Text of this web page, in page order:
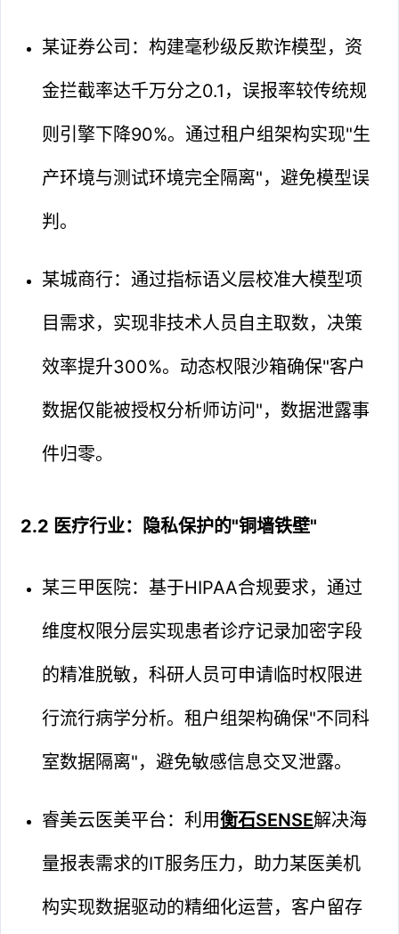
某证券公司：构建毫秒级反欺诈模型，资
金拦截率达千万分之0.1，误报率较传统规
则引擎下降90%。通过租户组架构实现"生
产环境与测试环境完全隔离"，避免模型误
判。
某城商行：通过指标语义层校准大模型项
目需求，实现非技术人员自主取数，决策
效率提升300%。动态权限沙箱确保"客户
数据仅能被授权分析师访问"，数据泄露事
件归零。
2.2 医疗行业：隐私保护的"铜墙铁壁"
某三甲医院：基于HIPAA合规要求，通过
维度权限分层实现患者诊疗记录加密字段
的精准脱敏，科研人员可申请临时权限进
行流行病学分析。租户组架构确保"不同科
室数据隔离"，避免敏感信息交叉泄露。
睿美云医美平台：利用衡石SENSE解决海
量报表需求的IT服务压力，助力某医美机
构实现数据驱动的精细化运营，客户留存